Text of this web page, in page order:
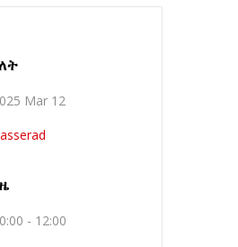
Mar 12
- 12:00